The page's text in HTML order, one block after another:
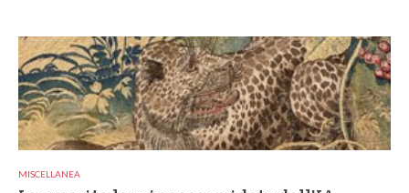
MISCELLANEA